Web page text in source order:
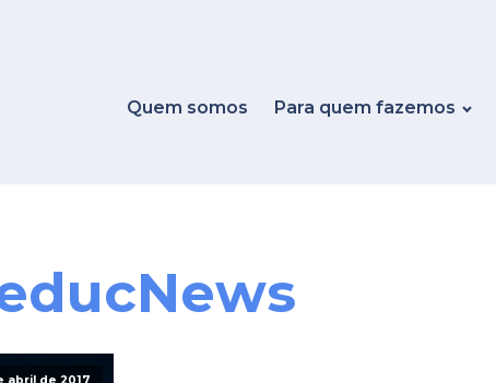
Quem somos Para quem fazemos
abril de 2017